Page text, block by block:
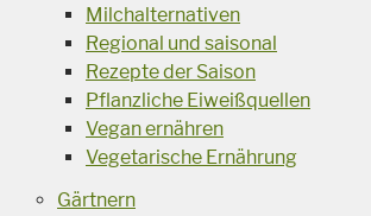
Milchalternativen
Regional und saisonal
Rezepte der Saison
Pflanzliche Eiweißquellen
Vegan ernähren
Vegetarische Ernährung
Gärtnern